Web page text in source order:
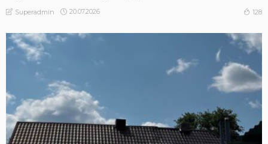
Superadmin 20.07.2026 128